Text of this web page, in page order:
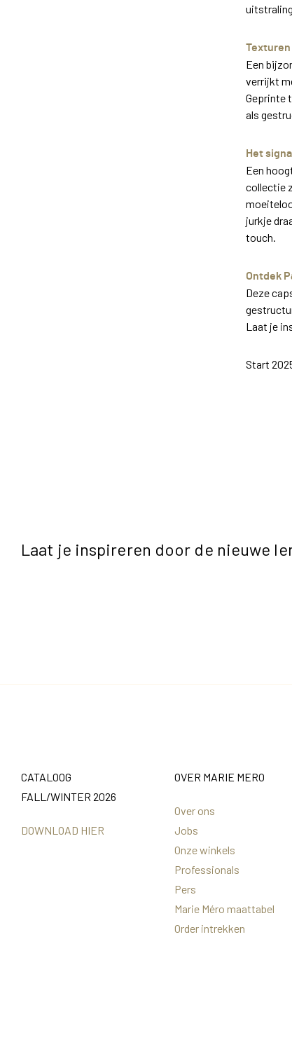
Texturen
Een
verrijkt
Geprinte
als
Het
Een
collectie
jurkje
touch.
Ontdek
Deze
Laat je
Start
Laat je inspireren door de nieuwe
CATALOOG
FALL/WINTER 2026
DOWNLOAD HIER
OVER MARIE MERO
Over ons
Jobs
Onze winkels
Professionals
Pers
Marie Méro maattabel
Order intrekken